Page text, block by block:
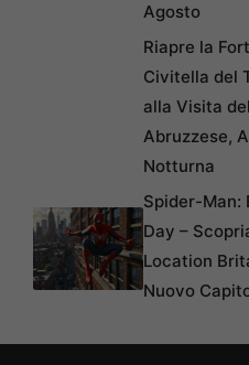
Agosto
Riapre la
Civitella del
alla Visita
Abruzzese,
Notturna
Spider-Man:
Day –
Location
Nuovo